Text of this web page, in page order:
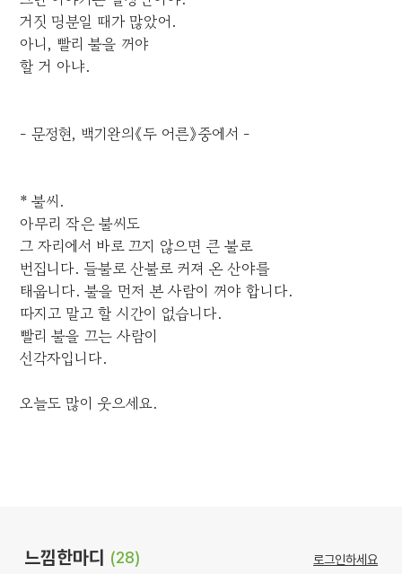
거짓 명분일 때가 많았어.
아니, 빨리 불을 꺼야
할 거 아냐.
- 문정현, 백기완의《두 어른》중에서 -
* 불씨.
아무리 작은 불씨도
그 자리에서 바로 끄지 않으면 큰 불로
번집니다. 들불로 산불로 커져 온 산야를
태웁니다. 불을 먼저 본 사람이 꺼야 합니다.
따지고 말고 할 시간이 없습니다.
빨리 불을 끄는 사람이
선각자입니다.
오늘도 많이 웃으세요.
느낌한마디 (28) 로그인하세요